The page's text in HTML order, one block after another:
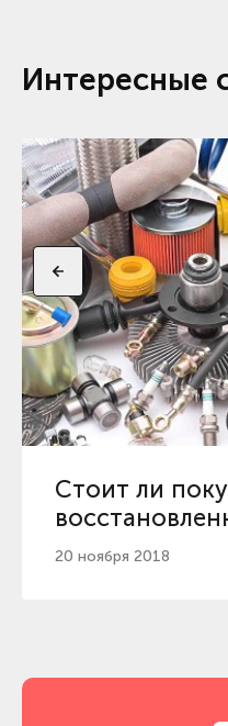
Интересные
Стоит ли
20 ноября 2018